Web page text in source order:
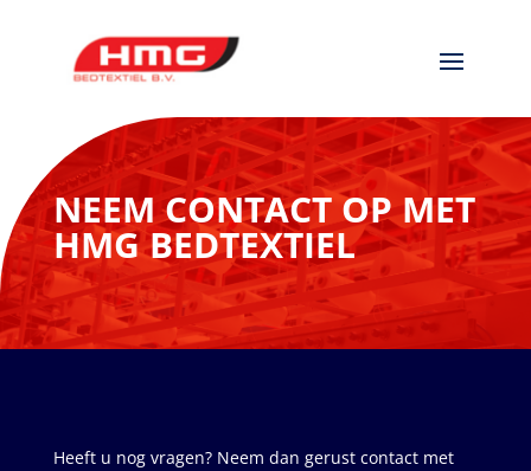
NEEM CONTACT OP MET
HMG BEDTEXTIEL
Heeft u nog vragen? Neem dan gerust contact met